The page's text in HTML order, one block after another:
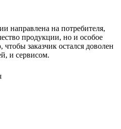
направлена на потребителя,
продукции, но и особое
заказчик остался доволен
и сервисом.